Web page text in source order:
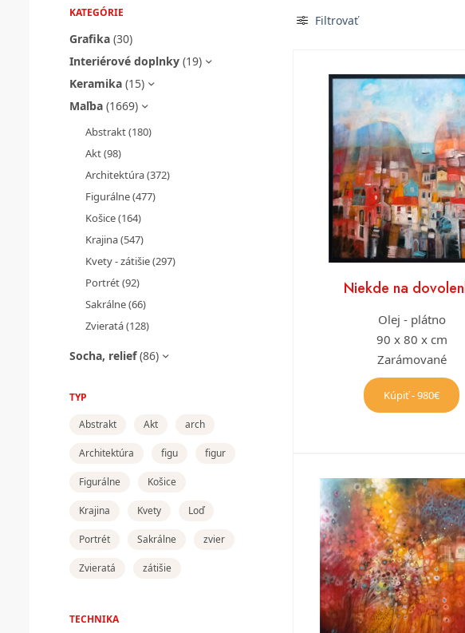
KATEGÓRIE
Grafika (30)
Interiérové doplnky (19)
Keramika (15)
Maľba (1669)
Abstrakt(180)
Akt(98)
Architektúra(372)
Figurálne(477)
Košice(164)
Krajina(547)
Kvety - zátišie(297)
Portrét(92)
Sakrálne(66)
Zvieratá(128)
Socha, relief (86)
TYP
Abstrakt
Akt arch
Architektúra figu figur
Figurálne Košice
Krajina Kvety Loď
Portrét Sakrálne zvier
Zvieratá zátišie
TECHNIKA
Filtrovať
Niekde na
Olej - plátno
90 x 80 x cm
Zarámované
Kúpiť - 980€